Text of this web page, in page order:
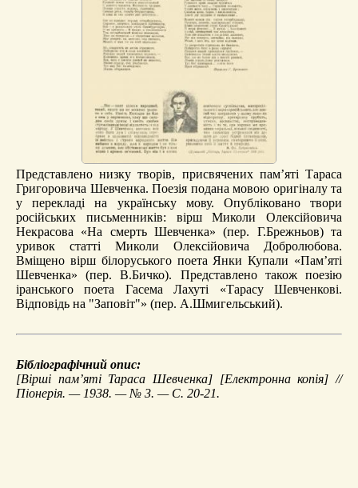
Представлено низку творів, присвячених пам’яті Тараса
Григоровича Шевченка. Поезія подана мовою оригіналу та
у перекладі на українську мову. Опубліковано твори
російських письменників: вірш Миколи Олексійовича
Некрасова «На смерть Шевченка» (пер. Г.Брежньов) та
уривок статті Миколи Олексійовича Добролюбова.
Вміщено вірш білоруського поета Янки Купали «Пам’яті
Шевченка» (пер. В.Бичко). Представлено також поезію
іранського поета Гасема Лахуті «Тарасу Шевченкові.
Відповідь на "Заповіт"» (пер. А.Шмигельський).
Бібліографічний опис:
[Вірші пам’яті Тараса Шевченка] [Електронна копія] //
Піонерія. — 1938. — № 3. — С. 20-21.